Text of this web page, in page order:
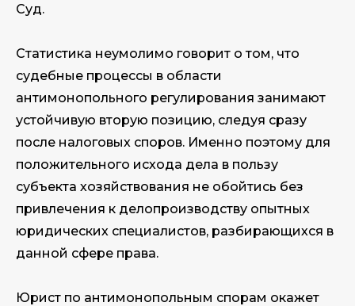
Суд.
Статистика неумолимо говорит о том, что
судебные процессы в области
антимонопольного регулирования занимают
устойчивую вторую позицию, следуя сразу
после налоговых споров. Именно поэтому для
положительного исхода дела в пользу
субъекта хозяйствования не обойтись без
привлечения к делопроизводству опытных
юридических специалистов, разбирающихся в
данной сфере права.
Юрист по антимонопольным спорам окажет